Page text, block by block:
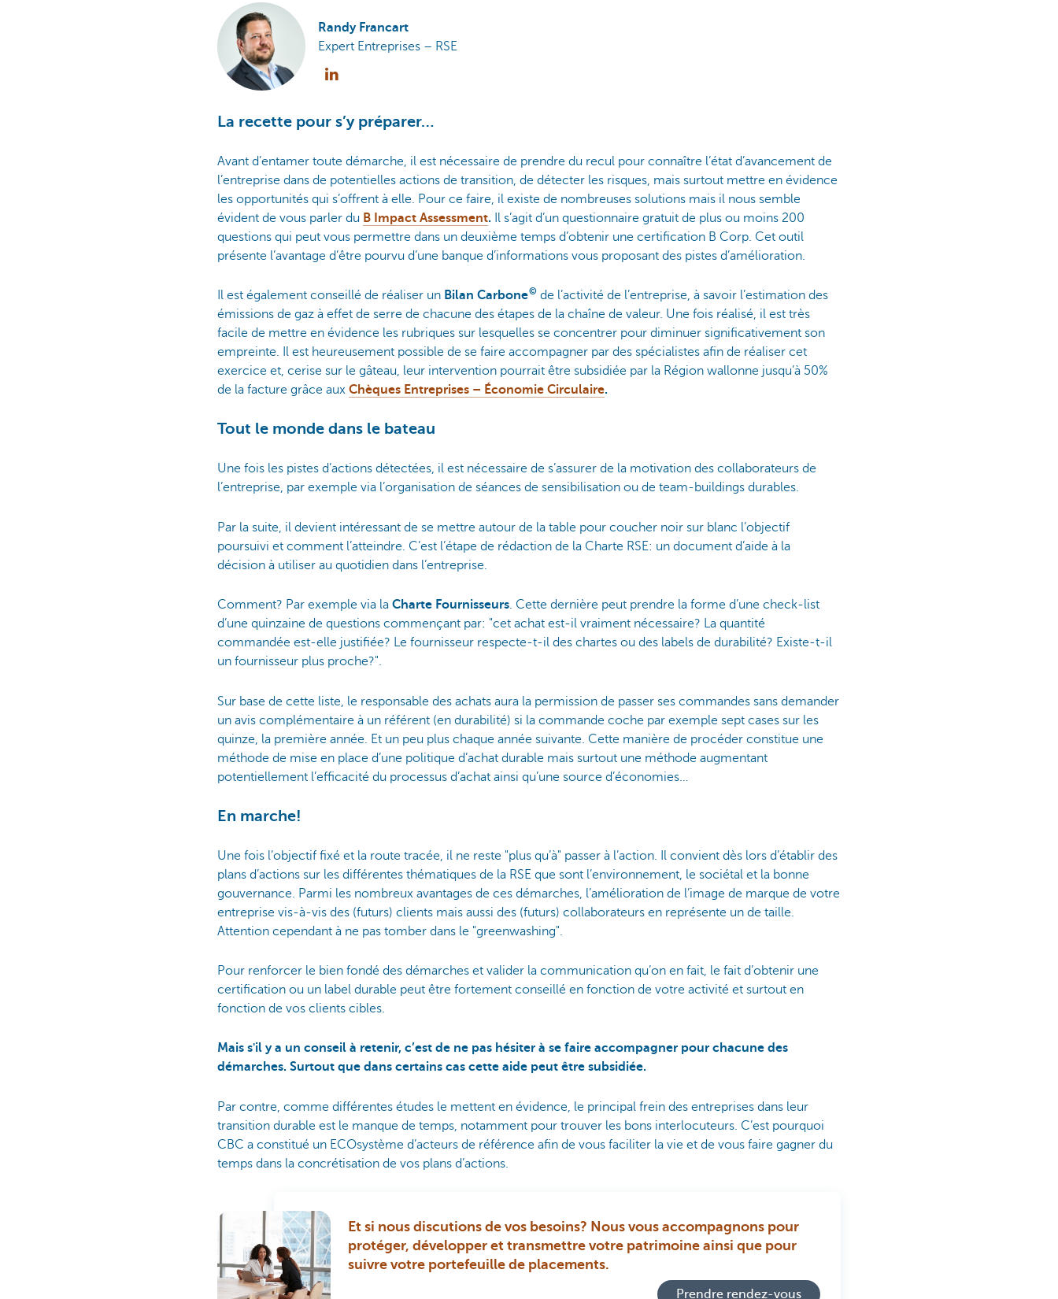
Randy Francart
Expert Entreprises – RSE
La recette pour s’y préparer…
Avant d’entamer toute démarche, il est nécessaire de prendre du recul pour connaître l’état d’avancement de
l’entreprise dans de potentielles actions de transition, de détecter les risques, mais surtout mettre en évidence
les opportunités qui s’offrent à elle. Pour ce faire, il existe de nombreuses solutions mais il nous semble
évident de vous parler du B Impact Assessment. Il s’agit d’un questionnaire gratuit de plus ou moins 200
questions qui peut vous permettre dans un deuxième temps d’obtenir une certification B Corp. Cet outil
présente l’avantage d’être pourvu d’une banque d’informations vous proposant des pistes d’amélioration.
Il est également conseillé de réaliser un Bilan Carbone© de l’activité de l’entreprise, à savoir l’estimation des
émissions de gaz à effet de serre de chacune des étapes de la chaîne de valeur. Une fois réalisé, il est très
facile de mettre en évidence les rubriques sur lesquelles se concentrer pour diminuer significativement son
empreinte. Il est heureusement possible de se faire accompagner par des spécialistes afin de réaliser cet
exercice et, cerise sur le gâteau, leur intervention pourrait être subsidiée par la Région wallonne jusqu’à 50%
de la facture grâce aux Chèques Entreprises – Économie Circulaire.
Tout le monde dans le bateau
Une fois les pistes d’actions détectées, il est nécessaire de s’assurer de la motivation des collaborateurs de
l’entreprise, par exemple via l’organisation de séances de sensibilisation ou de team-buildings durables.
Par la suite, il devient intéressant de se mettre autour de la table pour coucher noir sur blanc l’objectif
poursuivi et comment l’atteindre. C’est l’étape de rédaction de la Charte RSE: un document d’aide à la
décision à utiliser au quotidien dans l’entreprise.
Comment? Par exemple via la Charte Fournisseurs. Cette dernière peut prendre la forme d’une check-list
d’une quinzaine de questions commençant par: "cet achat est-il vraiment nécessaire? La quantité
commandée est-elle justifiée? Le fournisseur respecte-t-il des chartes ou des labels de durabilité? Existe-t-il
un fournisseur plus proche?".
Sur base de cette liste, le responsable des achats aura la permission de passer ses commandes sans demander
un avis complémentaire à un référent (en durabilité) si la commande coche par exemple sept cases sur les
quinze, la première année. Et un peu plus chaque année suivante. Cette manière de procéder constitue une
méthode de mise en place d’une politique d’achat durable mais surtout une méthode augmentant
potentiellement l’efficacité du processus d’achat ainsi qu’une source d’économies…
En marche!
Une fois l’objectif fixé et la route tracée, il ne reste "plus qu’à" passer à l’action. Il convient dès lors d’établir des
plans d’actions sur les différentes thématiques de la RSE que sont l’environnement, le sociétal et la bonne
gouvernance. Parmi les nombreux avantages de ces démarches, l’amélioration de l’image de marque de votre
entreprise vis-à-vis des (futurs) clients mais aussi des (futurs) collaborateurs en représente un de taille.
Attention cependant à ne pas tomber dans le "greenwashing".
Pour renforcer le bien fondé des démarches et valider la communication qu’on en fait, le fait d’obtenir une
certification ou un label durable peut être fortement conseillé en fonction de votre activité et surtout en
fonction de vos clients cibles.
Mais s'il y a un conseil à retenir, c’est de ne pas hésiter à se faire accompagner pour chacune des
démarches. Surtout que dans certains cas cette aide peut être subsidiée.
Par contre, comme différentes études le mettent en évidence, le principal frein des entreprises dans leur
transition durable est le manque de temps, notamment pour trouver les bons interlocuteurs. C’est pourquoi
CBC a constitué un ECOsystème d’acteurs de référence afin de vous faciliter la vie et de vous faire gagner du
temps dans la concrétisation de vos plans d’actions.
Et si nous discutions de vos besoins? Nous vous accompagnons pour
protéger, développer et transmettre votre patrimoine ainsi que pour
suivre votre portefeuille de placements.
Prendre rendez-vous